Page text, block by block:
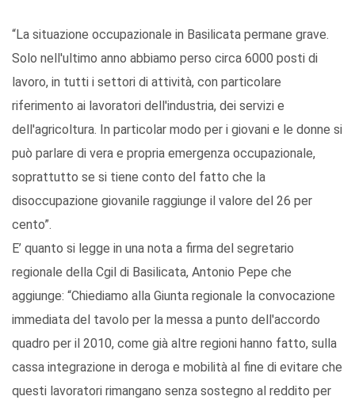
“La situazione occupazionale in Basilicata permane grave.
Solo nell'ultimo anno abbiamo perso circa 6000 posti di
lavoro, in tutti i settori di attività, con particolare
riferimento ai lavoratori dell'industria, dei servizi e
dell'agricoltura. In particolar modo per i giovani e le donne si
può parlare di vera e propria emergenza occupazionale,
soprattutto se si tiene conto del fatto che la
disoccupazione giovanile raggiunge il valore del 26 per
cento”.
E’ quanto si legge in una nota a firma del segretario
regionale della Cgil di Basilicata, Antonio Pepe che
aggiunge: “Chiediamo alla Giunta regionale la convocazione
immediata del tavolo per la messa a punto dell'accordo
quadro per il 2010, come già altre regioni hanno fatto, sulla
cassa integrazione in deroga e mobilità al fine di evitare che
questi lavoratori rimangano senza sostegno al reddito per